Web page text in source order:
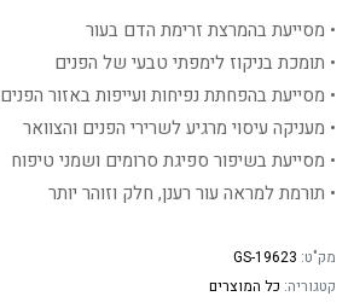
• מסייעת בהמרצת זרימת הדם בעור
• תומכת בניקוז לימפתי טבעי של הפנים
• מסייעת בהפחתת נפיחות ועייפות באזור הפנים
• מעניקה עיסוי מרגיע לשרירי הפנים והצוואר
• מסייעת בשיפור ספיגת סרומים ושמני טיפוח
• תורמת למראה עור רענן, חלק וזוהר יותר
מק"ט: GS-19623
קטגוריה: כל המוצרים